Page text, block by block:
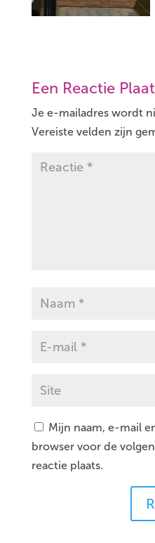
Een Reactie
Je e-mailadres wordt
Vereiste velden zijn
Mijn naam, e-mail
browser voor de
reactie plaats.